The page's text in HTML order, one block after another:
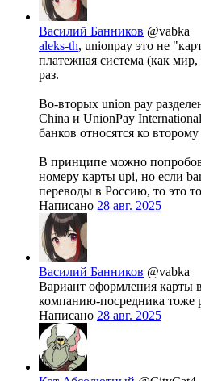
Василий Банников @vabka
aleks-th, unionpay это не
платежная система (как мир,
раз.
Во-вторых union pay
China и UnionPay
банков относятся ко второму
В принципе можно
номеру карты upi, но если
переводы в Россию, то это
Написано 28 авг. 2025
Василий Банников @vabka
Вариант оформления карты
компанию-посредника тоже
Написано 28 авг. 2025